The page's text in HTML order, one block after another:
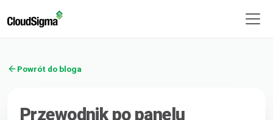
Powrót do bloga
Przewodnik po panelu